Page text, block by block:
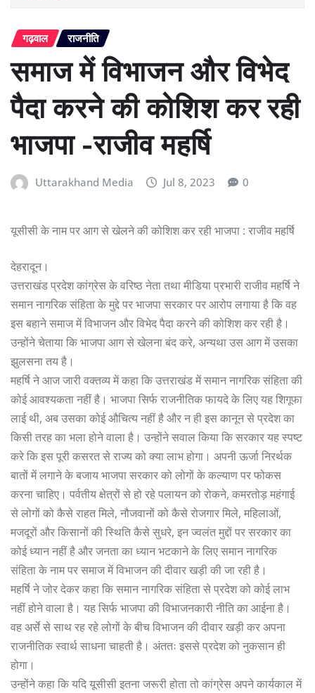
गढ़वाल राजनीति
समाज में विभाजन और विभेद
पैदा करने की कोशिश कर रही
भाजपा -राजीव महर्षि
Uttarakhand Media Jul 8, 2023 0
यूसीसी के नाम पर आग से खेलने की कोशिश कर रही भाजपा : राजीव महर्षि
देहरादून।
उत्तराखंड प्रदेश कांग्रेस के वरिष्ठ नेता तथा मीडिया प्रभारी राजीव महर्षि ने
समान नागरिक संहिता के मुद्दे पर भाजपा सरकार पर आरोप लगाया है कि वह
इस बहाने समाज में विभाजन और विभेद पैदा करने की कोशिश कर रही है।
उन्होंने चेताया कि भाजपा आग से खेलना बंद करे, अन्यथा उस आग में उसका
झुलसना तय है।
महर्षि ने आज जारी वक्तव्य में कहा कि उत्तराखंड में समान नागरिक संहिता की
कोई आवश्यकता नहीं है। भाजपा सिर्फ राजनीतिक फायदे के लिए यह शिगूफा
लाई थी, अब उसका कोई औचित्य नहीं है और न ही इस कानून से प्रदेश का
किसी तरह का भला होने वाला है। उन्होंने सवाल किया कि सरकार यह स्पष्ट
करे कि इस पूरी कसरत से राज्य को क्या लाभ होगा। अपनी ऊर्जा निरर्थक
बातों में लगाने के बजाय भाजपा सरकार को लोगों के कल्याण पर फोकस
करना चाहिए। पर्वतीय क्षेत्रों से हो रहे पलायन को रोकने, कमरतोड़ महंगाई
से लोगों को कैसे राहत मिले, नौजवानों को कैसे रोजगार मिले, महिलाओं,
मजदूरों और किसानों की स्थिति कैसे सुधरे, इन ज्वलंत मुद्दों पर सरकार का
कोई ध्यान नहीं है और जनता का ध्यान भटकाने के लिए समान नागरिक
संहिता के नाम पर समाज में विभाजन की दीवार खड़ी की जा रही है।
महर्षि ने जोर देकर कहा कि समान नागरिक संहिता से प्रदेश को कोई लाभ
नहीं होने वाला है। यह सिर्फ भाजपा की विभाजनकारी नीति का आईना है।
वह अर्से से साथ रह रहे लोगों के बीच विभाजन की दीवार खड़ी कर अपना
राजनीतिक स्वार्थ साधना चाहती है। अंततः इससे प्रदेश को नुकसान ही
होगा।
उन्होंने कहा कि यदि यूसीसी इतना जरूरी होता तो कांग्रेस अपने कार्यकाल में